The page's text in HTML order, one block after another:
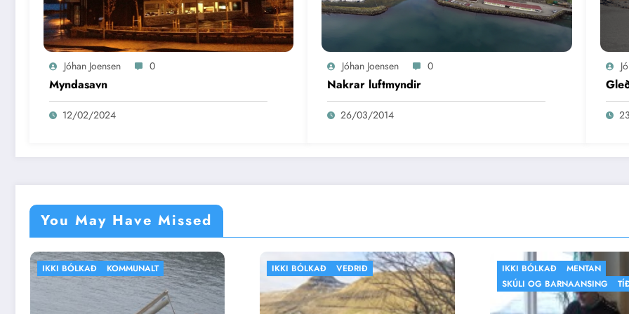
Jóhan Joensen 0
Myndasavn
12/02/2024
Jóhan Joensen 0
Nakrar luftmyndir
26/03/2014
You May Have Missed
IKKI BÓLKAÐ VEÐRIÐ IKKI BÓLKAÐ
MENTAN
SKÚLI OG BARNAANSING
TÍÐINDI
FLOGBÓLTUR IKKI